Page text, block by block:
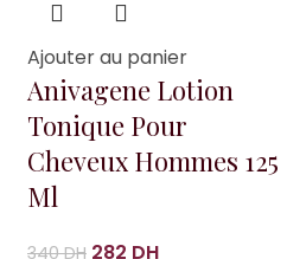
Ajouter au panier
Anivagene Lotion
Tonique Pour
Cheveux Hommes 125
Ml
340DH 282 DH